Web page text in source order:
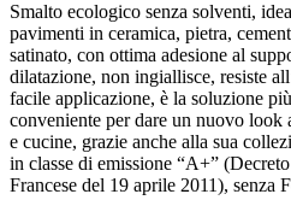
Smalto ecologico senza solventi,
pavimenti in ceramica, pietra,
satinato, con ottima adesione al
dilatazione, non ingiallisce, resiste
facile applicazione, è la soluzione
conveniente per dare un nuovo look
e cucine, grazie anche alla sua
in classe di emissione “A+”
Francese del 19 aprile 2011), senza